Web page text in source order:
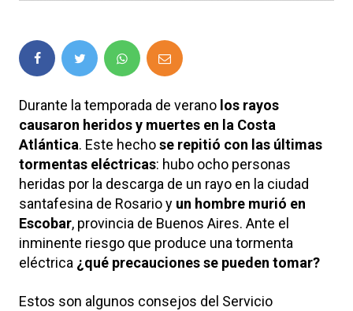
Durante la temporada de verano los rayos
causaron heridos y muertes en la Costa
Atlántica. Este hechose repitió con las últimas
tormentas eléctricas: hubo ocho personas
heridas por la descarga de un rayo en la ciudad
santafesina de Rosario y un hombre murió en
Escobar, provincia de Buenos Aires. Ante el
inminente riesgo que produce una tormenta
eléctrica ¿qué precauciones se pueden tomar?
Estos son algunos consejos del Servicio